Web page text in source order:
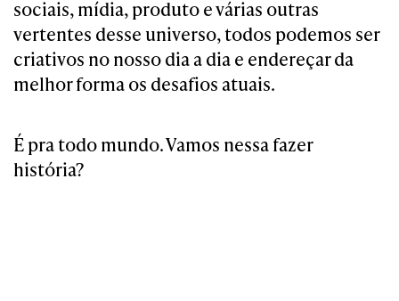
sociais, mídia, produto e várias outras
vertentes desse universo, todos podemos ser
criativos no nosso dia a dia e endereçar da
melhor forma os desafios atuais.
É pra todo mundo. Vamos nessa fazer
história?